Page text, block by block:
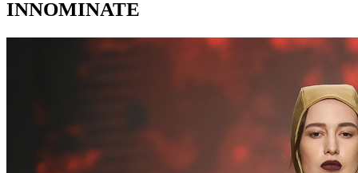
INNOMINATE